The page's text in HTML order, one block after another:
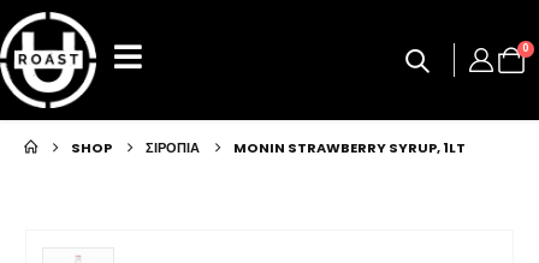
0
SHOP ΣΙΡΟΠΙΑ MONIN STRAWBERRY SYRUP, 1LT